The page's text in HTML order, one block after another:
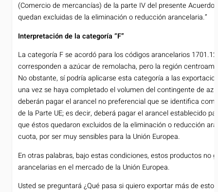
(Comercio de mercancías) de la parte IV del presente
quedan excluidas de la eliminación o reducción arancelaria.”
Interpretación de la categoría “F”
La categoría F se acordó para los códigos arancelarios
corresponden a azúcar de remolacha, pero la región
No obstante, sí podría aplicarse esta categoría a las
una vez se haya completado el volumen del contingente de
deberán pagar el arancel no preferencial que se identifica
de la Parte UE; es decir, deberá pagar el arancel establecido
que éstos quedaron excluidos de la eliminación o reducción
cuota, por ser muy sensibles para la Unión Europea.
En otras palabras, bajo estas condiciones, estos productos no
arancelarias en el mercado de la Unión Europea.
Usted se preguntará ¿Qué pasa si quiero exportar más de